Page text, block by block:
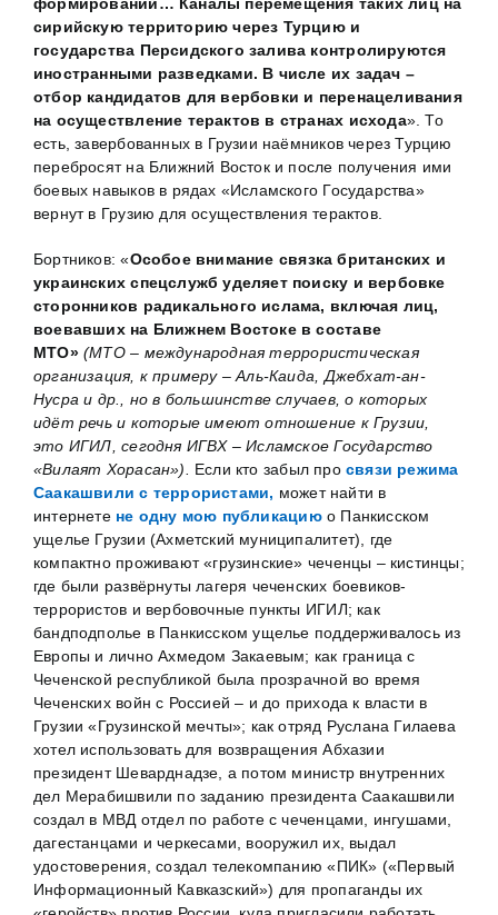
формирований… Каналы перемещения таких лиц на
сирийскую территорию через Турцию и
государства Персидского залива контролируются
иностранными разведками. В числе их задач –
отбор кандидатов для вербовки и перенацеливания
на осуществление терактов в странах исхода». То
есть, завербованных в Грузии наёмников через Турцию
перебросят на Ближний Восток и после получения ими
боевых навыков в рядах «Исламского Государства»
вернут в Грузию для осуществления терактов.
Бортников: «Особое внимание связка британских и
украинских спецслужб уделяет поиску и вербовке
сторонников радикального ислама, включая лиц,
воевавших на Ближнем Востоке в составе
МТО»(МТО – международная террористическая
организация, к примеру – Аль-Каида, Джебхат-ан-
Нусра и др., но в большинстве случаев, о которых
идёт речь и которые имеют отношение к Грузии,
это ИГИЛ, сегодня ИГВХ – Исламское Государство
«Вилаят Хорасан»). Если кто забыл про связи режима
Саакашвили с террористами, может найти в
интернете не одну мою публикациюо Панкисском
ущелье Грузии (Ахметский муниципалитет), где
компактно проживают «грузинские» чеченцы – кистинцы;
где были развёрнуты лагеря чеченских боевиков-
террористов и вербовочные пункты ИГИЛ; как
бандподполье в Панкисском ущелье поддерживалось из
Европы и лично Ахмедом Закаевым; как граница с
Чеченской республикой была прозрачной во время
Чеченских войн с Россией – и до прихода к власти в
Грузии «Грузинской мечты»; как отряд Руслана Гилаева
хотел использовать для возвращения Абхазии
президент Шеварднадзе, а потом министр внутренних
дел Мерабишвили по заданию президента Саакашвили
создал в МВД отдел по работе с чеченцами, ингушами,
дагестанцами и черкесами, вооружил их, выдал
удостоверения, создал телекомпанию «ПИК» («Первый
Информационный Кавказский») для пропаганды их